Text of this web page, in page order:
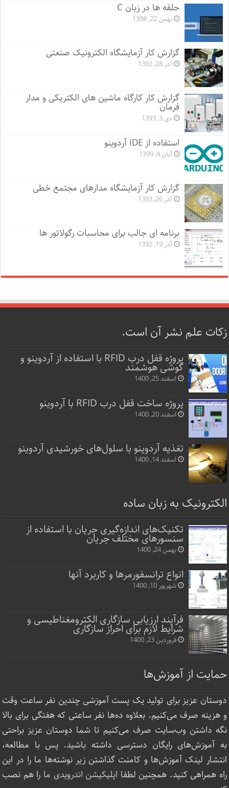
حلقه ها در زبان C
بهمن 22, 1398
گزارش کار آزمایشگاه الکترونیک صنعتی
آذر 28, 1392
گزارش کار کارگاه ماشین های الکتریکی و مدار
فرمان
دی 3, 1393
استفاده از IDE آردوینو
آبان 4, 1399
گزارش کار آزمایشگاه مدارهای مجتمع خطی
آذر 26, 1393
برنامه ای جالب برای محاسبات رگولاتور ها
آذر 19, 1392
زکات علم نشر آن است.
پروژه قفل‌ درب RFID با استفاده از آردوینو و
گوشی هوشمند
اسفند 25, 1400
پروژه ساخت قفل‌ درب RFID با آردوینو
اسفند 20, 1400
تغذیه آردوینو با سلول‌های خورشیدی آردوینو
اسفند 14, 1400
الکترونیک به زبان ساده
تکنیک‌های اندازه‌گیری جریان با استفاده از
سنسورهای مختلف جریان
بهمن 24, 1400
انواع ترانسفورمرها و کاربرد آنها
شهریور 10, 1400
فرآیند ارزیابی سازگاری الکترومغناطیسی و
شرایط لازم برای احراز سازگاری
فروردین 23, 1400
حمایت از آموزش‌ها
دوستان عزیز برای تولید یک پست آموزشی چندین نفر ساعت‌ وقت
و هزینه صرف می‌کنیم. بعلاوه ده‌ها نفر ساعتی که هفتگی برای بالا
نگه داشتن وب‌سایت صرف ‌می‌کنیم تا شما دوستان عزیز براحتی
به آموزش‌های رایگان دسترسی داشته باشید. پس با مطالعه،
انتشار لینک‌ آموزش‌ها و کامنت گذاشتن زیر نوشته‌‌ها ما را در این
راه همراهی کنید. همچنین لطفا اپلیکیشن اندرویدی ما را هم نصب